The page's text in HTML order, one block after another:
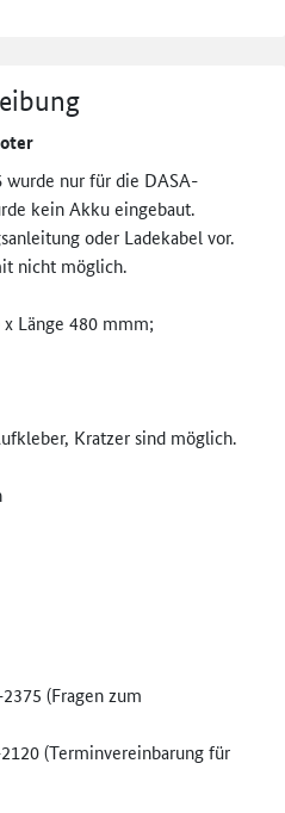
wurde nur für die DASA-
kein Akku eingebaut.
oder Ladekabel vor.
nicht möglich.
Länge 480 mmm;
Kratzer sind möglich.
(Fragen zum
(Terminvereinbarung für